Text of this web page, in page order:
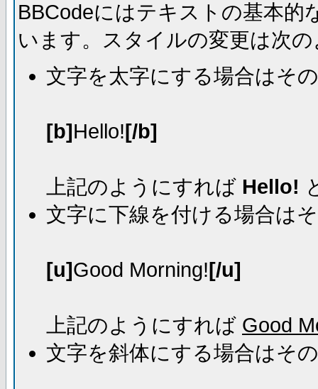
BBCodeにはテキストの基本
います。スタイルの変更は次
文字を太字にする場合はそ
[b]Hello![/b]
上記のようにすれば Hello!
文字に下線を付ける場合は
[u]Good Morning![/u]
上記のようにすれば Good
文字を斜体にする場合はそ